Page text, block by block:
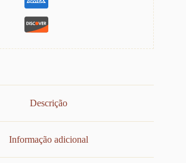
Descrição
Informação adicional